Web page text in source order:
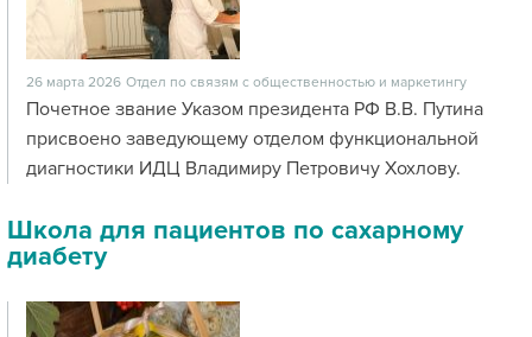
26 марта 2026 Отдел по связям с общественностью и маркетингу
Почетное звание Указом президента РФ В.В. Путина
присвоено заведующему отделом функциональной
диагностики ИДЦ Владимиру Петровичу Хохлову.
Школа для пациентов по сахарному
диабету